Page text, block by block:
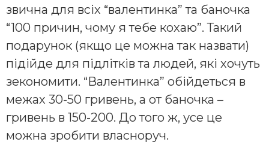
звична для всіх “валентинка” та баночка
“100 причин, чому я тебе кохаю”. Такий
подарунок (якщо це можна так назвати)
підійде для підлітків та людей, які хочуть
зекономити. “Валентинка” обійдеться в
межах 30-50 гривень, а от баночка –
гривень в 150-200. До того ж, усе це
можна зробити власноруч.